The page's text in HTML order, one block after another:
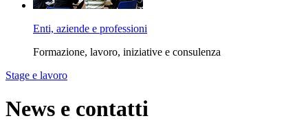
Enti, aziende e professioni
Formazione, lavoro, iniziative e consulenza
Stage e lavoro
News e contatti